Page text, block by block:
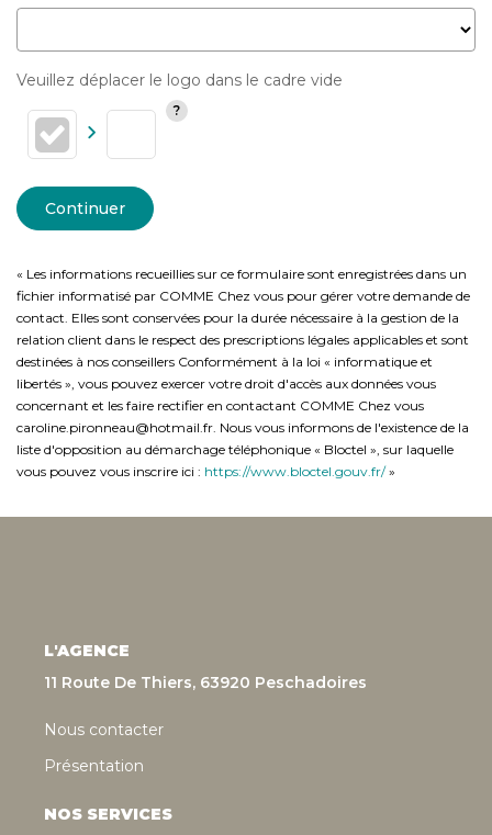
Veuillez déplacer le logo dans le cadre vide
Continuer
« Les informations recueillies sur ce formulaire sont enregistrées dans un
fichier informatisé par COMME Chez vous pour gérer votre demande de
contact. Elles sont conservées pour la durée nécessaire à la gestion de la
relation client dans le respect des prescriptions légales applicables et sont
destinées à nos conseillers Conformément à la loi « informatique et
libertés », vous pouvez exercer votre droit d'accès aux données vous
concernant et les faire rectifier en contactant COMME Chez vous
caroline.pironneau@hotmail.fr. Nous vous informons de l'existence de la
liste d'opposition au démarchage téléphonique « Bloctel », sur laquelle
vous pouvez vous inscrire ici : https://www.bloctel.gouv.fr/»
L'AGENCE
11 Route De Thiers, 63920 Peschadoires
Nous contacter
Présentation
NOS SERVICES